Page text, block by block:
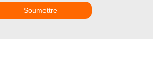
Soumettre